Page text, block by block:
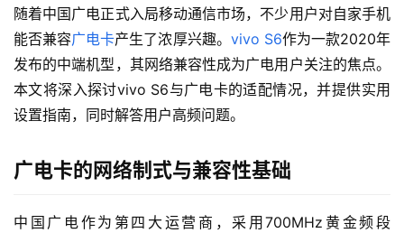
随着中国广电正式入局移动通信市场，不少用户对自家手机
能否兼容广电卡产生了浓厚兴趣。 vivo S6作为一款2020年
发布的中端机型，其网络兼容性成为广电用户关注的焦点。
本文将深入探讨vivo S6与广电卡的适配情况，并提供实用
设置指南，同时解答用户高频问题。
广电卡的网络制式与兼容性基础
中国广电作为第四大运营商，采用700MHz黄金频段